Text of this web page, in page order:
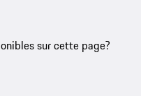
sur cette page?